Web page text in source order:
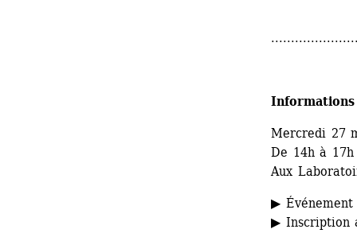
Mercredi 27
De 14h à 17h
Aux
▶
▶ Inscription